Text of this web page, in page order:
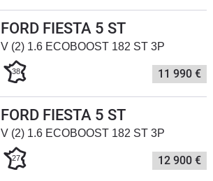
FORD FIESTA 5 ST
V (2) 1.6 ECOBOOST 182 ST 3P
38 11 990 €
FORD FIESTA 5 ST
V (2) 1.6 ECOBOOST 182 ST 3P
27 12 900 €